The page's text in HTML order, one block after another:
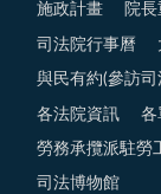
施政計畫 院
司法院行事曆
與民有約(參訪司
各法院資訊 各
勞務承攬派駐勞
司法博物館